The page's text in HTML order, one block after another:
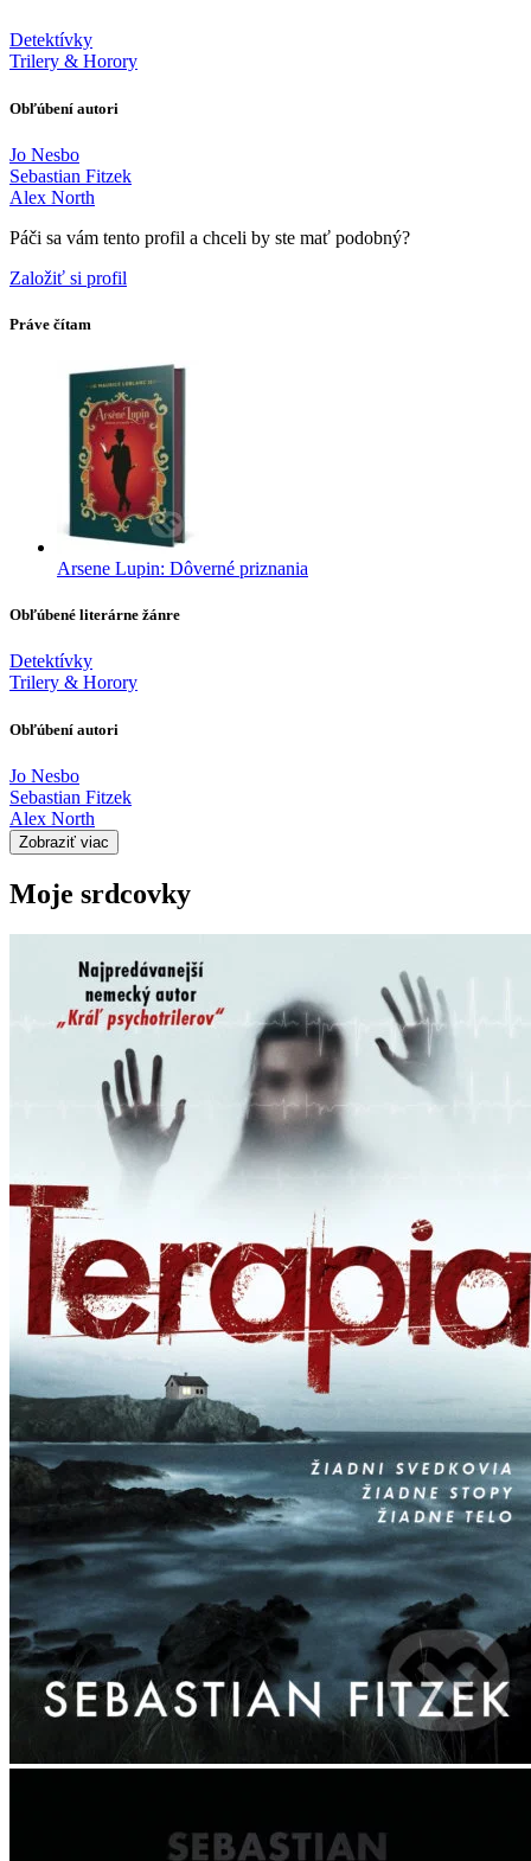
Detektívky
Trilery & Horory
Obľúbení autori
Jo Nesbo
Sebastian Fitzek
Alex North
Páči sa vám tento profil a chceli by ste mať podobný?
Založiť si profil
Práve čítam
Arsene Lupin: Dôverné priznania
Obľúbené literárne žánre
Detektívky
Trilery & Horory
Obľúbení autori
Jo Nesbo
Sebastian Fitzek
Alex North
Zobraziť viac
Moje srdcovky